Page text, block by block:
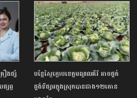
ឿងផ្សំ
សព្វ​
បន្លែស្ពៃក្តោបខេត្តមណ្ឌលគីរី អាចផ្គត់
ផ្គង់ទីផ្សារក្នុងស្រុកបានជាង១២តោន